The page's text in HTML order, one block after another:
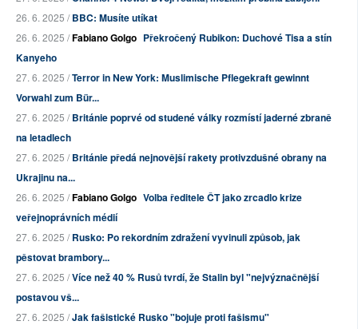
26. 6. 2025 /BBC: Musíte utíkat
26. 6. 2025 /Fabiano Golgo Překročený Rubikon: Duchové Tisa a stín
Kanyeho
27. 6. 2025 /Terror in New York: Muslimische Pflegekraft gewinnt
Vorwahl zum Bür...
27. 6. 2025 /Británie poprvé od studené války rozmístí jaderné zbraně
na letadlech
27. 6. 2025 /Británie předá nejnovější rakety protivzdušné obrany na
Ukrajinu na...
26. 6. 2025 /Fabiano Golgo Volba ředitele ČT jako zrcadlo krize
veřejnoprávních médií
27. 6. 2025 /Rusko: Po rekordním zdražení vyvinuli způsob, jak
pěstovat brambory...
27. 6. 2025 /Více než 40 % Rusů tvrdí, že Stalin byl "nejvýznačnější
postavou vš...
27. 6. 2025 /Jak fašistické Rusko "bojuje proti fašismu"